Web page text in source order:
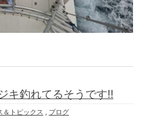
キ釣れてるそうです‼
＆トピックス ブログ